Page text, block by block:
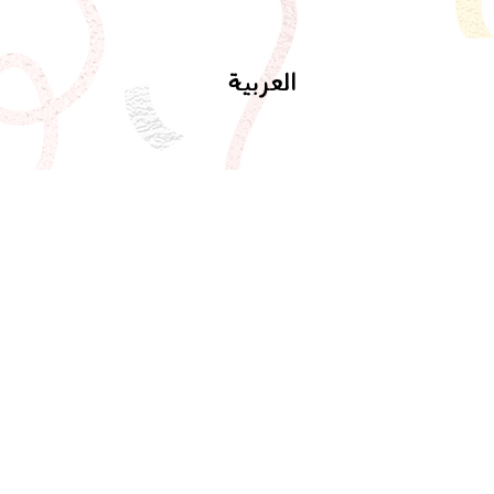
العربية